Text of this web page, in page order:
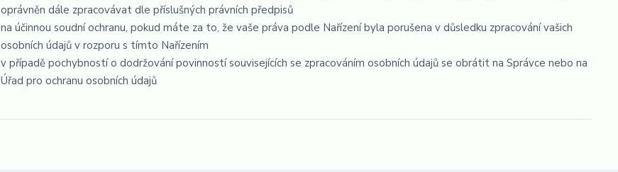
oprávněn dále zpracovávat dle příslušných právních předpisů
na účinnou soudní ochranu, pokud máte za to, že vaše práva podle Nařízení byla porušena v důsledku zpracování vašich
osobních údajů v rozporu s tímto Nařízením
v případě pochybností o dodržování povinností souvisejících se zpracováním osobních údajů se obrátit na Správce nebo na
Úřad pro ochranu osobních údajů